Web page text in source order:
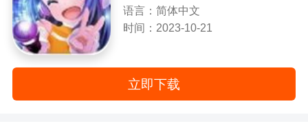
语言：简体中文
时间：2023-10-21
立即下载